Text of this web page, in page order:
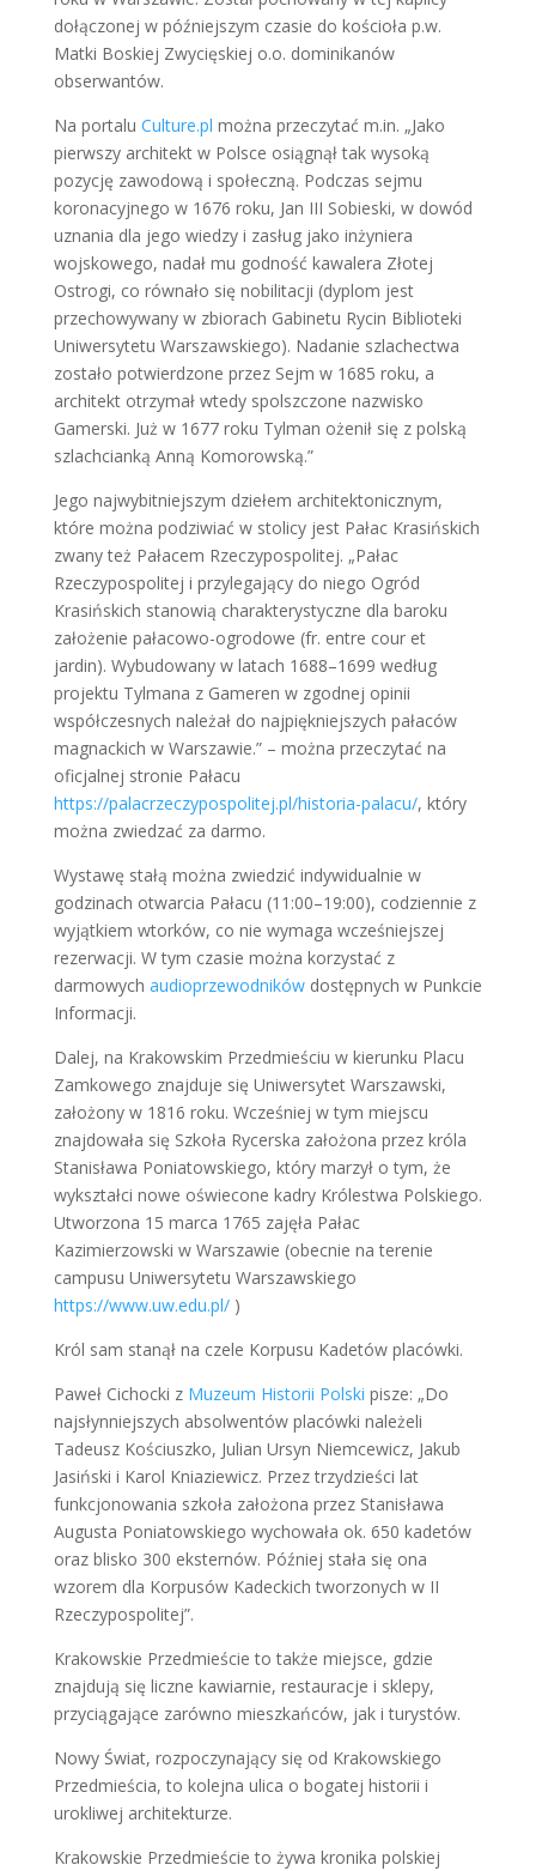
dołączonej w późniejszym czasie do kościoła p.w.
Matki Boskiej Zwycięskiej o.o. dominikanów
obserwantów.
Na portalu Culture.pl można przeczytać m.in. „Jako
pierwszy architekt w Polsce osiągnął tak wysoką
pozycję zawodową i społeczną. Podczas sejmu
koronacyjnego w 1676 roku, Jan III Sobieski, w dowód
uznania dla jego wiedzy i zasług jako inżyniera
wojskowego, nadał mu godność kawalera Złotej
Ostrogi, co równało się nobilitacji (dyplom jest
przechowywany w zbiorach Gabinetu Rycin Biblioteki
Uniwersytetu Warszawskiego). Nadanie szlachectwa
zostało potwierdzone przez Sejm w 1685 roku, a
architekt otrzymał wtedy spolszczone nazwisko
Gamerski. Już w 1677 roku Tylman ożenił się z polską
szlachcianką Anną Komorowską.”
Jego najwybitniejszym dziełem architektonicznym,
które można podziwiać w stolicy jest Pałac Krasińskich
zwany też Pałacem Rzeczypospolitej. „Pałac
Rzeczypospolitej i przylegający do niego Ogród
Krasińskich stanowią charakterystyczne dla baroku
założenie pałacowo-ogrodowe (fr. entre cour et
jardin). Wybudowany w latach 1688–1699 według
projektu Tylmana z Gameren w zgodnej opinii
współczesnych należał do najpiękniejszych pałaców
magnackich w Warszawie.” – można przeczytać na
oficjalnej stronie Pałacu
https://palacrzeczypospolitej.pl/historia-palacu/, który
można zwiedzać za darmo.
Wystawę stałą można zwiedzić indywidualnie w
godzinach otwarcia Pałacu (11:00–19:00), codziennie z
wyjątkiem wtorków, co nie wymaga wcześniejszej
rezerwacji. W tym czasie można korzystać z
darmowych audioprzewodnikówdostępnych w Punkcie
Informacji.
Dalej, na Krakowskim Przedmieściu w kierunku Placu
Zamkowego znajduje się Uniwersytet Warszawski,
założony w 1816 roku. Wcześniej w tym miejscu
znajdowała się Szkoła Rycerska założona przez króla
Stanisława Poniatowskiego, który marzył o tym, że
wykształci nowe oświecone kadry Królestwa Polskiego.
Utworzona 15 marca 1765 zajęła Pałac
Kazimierzowski w Warszawie (obecnie na terenie
campusu Uniwersytetu Warszawskiego
https://www.uw.edu.pl/)
Król sam stanął na czele Korpusu Kadetów placówki.
Paweł Cichocki zMuzeum Historii Polski pisze: „Do
najsłynniejszych absolwentów placówki należeli
Tadeusz Kościuszko, Julian Ursyn Niemcewicz, Jakub
Jasiński i Karol Kniaziewicz. Przez trzydzieści lat
funkcjonowania szkoła założona przez Stanisława
Augusta Poniatowskiego wychowała ok. 650 kadetów
oraz blisko 300 eksternów. Później stała się ona
wzorem dla Korpusów Kadeckich tworzonych w II
Rzeczypospolitej”.
Krakowskie Przedmieście to także miejsce, gdzie
znajdują się liczne kawiarnie, restauracje i sklepy,
przyciągające zarówno mieszkańców, jak i turystów.
Nowy Świat, rozpoczynający się od Krakowskiego
Przedmieścia, to kolejna ulica o bogatej historii i
urokliwej architekturze.
Krakowskie Przedmieście to żywa kronika polskiej